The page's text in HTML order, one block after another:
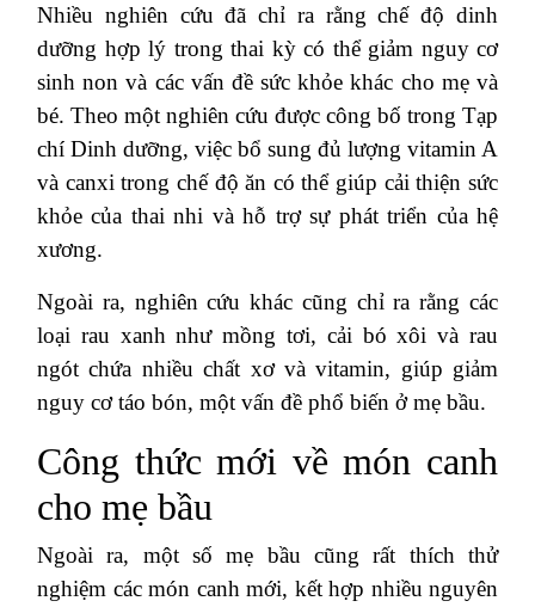
Nhiều nghiên cứu đã chỉ ra rằng chế độ dinh
dưỡng hợp lý trong thai kỳ có thể giảm nguy cơ
sinh non và các vấn đề sức khỏe khác cho mẹ và
bé. Theo một nghiên cứu được công bố trong Tạp
chí Dinh dưỡng, việc bổ sung đủ lượng vitamin A
và canxi trong chế độ ăn có thể giúp cải thiện sức
khỏe của thai nhi và hỗ trợ sự phát triển của hệ
xương.
Ngoài ra, nghiên cứu khác cũng chỉ ra rằng các
loại rau xanh như mồng tơi, cải bó xôi và rau
ngót chứa nhiều chất xơ và vitamin, giúp giảm
nguy cơ táo bón, một vấn đề phổ biến ở mẹ bầu.
Công thức mới về món canh
cho mẹ bầu
Ngoài ra, một số mẹ bầu cũng rất thích thử
nghiệm các món canh mới, kết hợp nhiều nguyên